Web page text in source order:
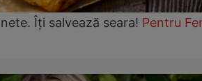
Îți salvează seara! Pentru